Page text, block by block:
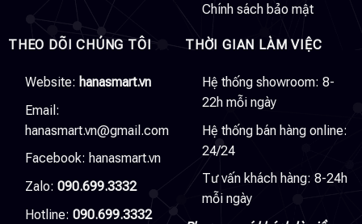
Chính sách bảo mật
THEO DÕI CHÚNG TÔI
Website: hanasmart.vn
Email:
hanasmart.vn@gmail.com
Facebook: hanasmart.vn
Zalo: 090.699.3332
Hotline: 090.699.3332
THỜI GIAN LÀM VIỆC
Hệ thống showroom: 8-
22h mỗi ngày
Hệ thống bán hàng online:
24/24
Tư vấn khách hàng: 8-24h
mỗi ngày